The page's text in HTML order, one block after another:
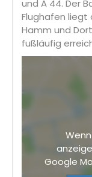
und A 44. Der
Flughafen liegt
Hamm und
fußläufig
Google